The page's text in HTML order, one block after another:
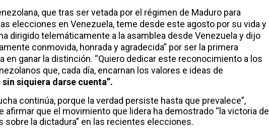
que tras ser vetada por el régimen de Maduro para
elecciones en Venezuela, teme desde este agosto por su vida y
dirigido telemáticamente a la asamblea desde Venezuela y dijo
conmovida, honrada y agradecida” por ser la primera
en ganar la distinción. “Quiero dedicar este reconocimiento a los
que, cada día, encarnan los valores e ideas de
sin siquiera darse cuenta”.
continúa, porque la verdad persiste hasta que prevalece”,
afirmar que el movimiento que lidera ha demostrado “la victoria de
sobre la dictadura” en las recientes elecciones.